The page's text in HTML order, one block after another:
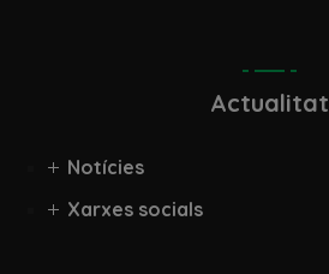
Actualitat
Notícies
Xarxes socials